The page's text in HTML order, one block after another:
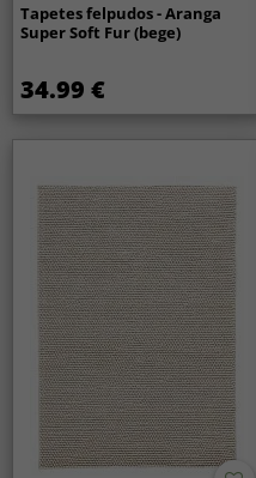
Tapetes felpudos - Aranga
Super Soft Fur (bege)
34.99 €